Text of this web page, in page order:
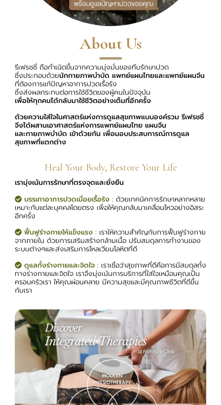
About Us
รีเฟรชชี่ ถือกำเนิดขึ้นจากความมุ่งมั่นของทีมรักษาปวด
ซึ่งประกอบด้วยนักกายภาพบำบัด แพทย์แผนไทยและแพทย์แผนจีน
ที่ต้องการแก้ปัญหาอาการปวดเรื้อรัง
ซึ่งส่งผลกระทบต่อการใช้ชีวิตของผู้คนในปัจจุบัน
เพื่อให้ทุกคนได้กลับมาใช้ชีวิตอย่างเต็มที่อีกครั้ง
ด้วยความใส่ใจในศาสตร์แห่งการดูแลสุขภาพแบบองค์รวม รีเฟรชชี่
จึงได้ผสานเอาศาสตร์แห่งการแพทย์แผนไทย แผนจีน
และกายภาพบำบัด เข้าด้วยกัน เพื่อมอบประสบการณ์การดูแล
สุขภาพที่แตกต่าง
Heal Your Body, Restore Your Life
เรามุ่งเน้นการรักษาที่ตรงจุดและยั่งยืน
บรรเทาอาการปวดเมื่อยเรื้อรัง : ด้วยเทคนิคการรักษาหลากหลาย
เหมาะกับแต่ละบุคคลโดยตรง เพื่อให้คุณกลับมาเคลื่อนไหวอย่างอิสระ
อีกครั้ง
ฟื้นฟูร่างกายให้แข็งแรง : เราให้ความสำคัญกับการฟื้นฟูร่างกาย
จากภายใน ด้วยการเสริมสร้างกล้ามเนื้อ ปรับสมดุลการทำงานของ
ระบบต่างๆและส่งเสริมการไหลเวียนโลหิตที่ดี
ดูแลทั้งร่างกายและจิตใจ : เราเชื่อว่าสุขภาพที่ดีคือการมีสมดุลทั้ง
ทางร่างกายและจิตใจ เราจึงมุ่งเน้นการบริการที่ใส่ใจเหมือนคุณเป็น
ครอบครัวเรา ให้คุณผ่อนคลาย มีความสุขและมีคุณภาพชีวิตที่ดีขึ้น
กับเรา